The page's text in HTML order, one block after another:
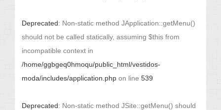
Deprecated: Non-static method JApplication::getMenu()
should not be called statically, assuming $this from
incompatible context in
/home/ggbgeq0hmoqu/public_html/vestidos-
moda/includes/application.php on line 539
Deprecated: Non-static method JSite::getMenu() should